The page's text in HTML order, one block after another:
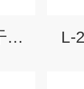
L-317专业实验室喷雾干燥机 L-